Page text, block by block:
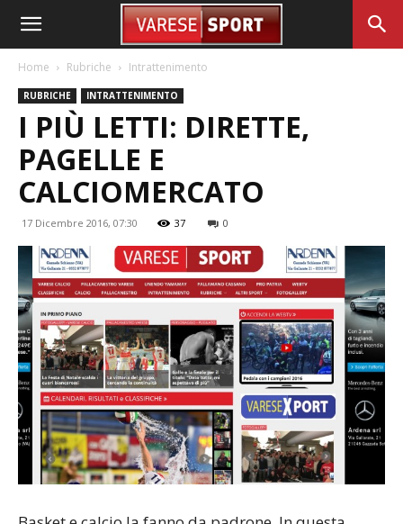
Home Rubriche Intrattenimento
RUBRICHE INTRATTENIMENTO
I PIÙ LETTI: DIRETTE,
PAGELLE E
CALCIOMERCATO
17 Dicembre 2016, 07:30 37 0